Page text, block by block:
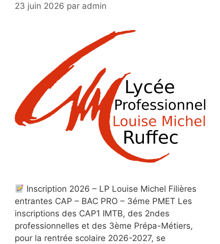
23 juin 2026 par admin
Inscription 2026 – LP Louise Michel Filières
entrantes CAP – BAC PRO – 3éme PMET Les
inscriptions des CAP1 IMTB, des 2ndes
professionnelles et des 3ème Prépa-Métiers,
pour la rentrée scolaire 2026-2027, se